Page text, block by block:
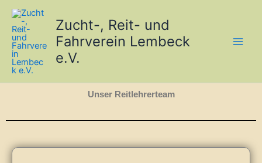
Zum
Inhalt
springen
Zucht-, Reit- und
Fahrverein Lembeck
e.V.
Unser Reitlehrerteam